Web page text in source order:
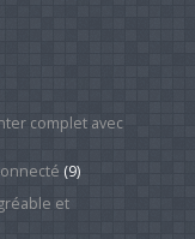
complet avec
(9)
et